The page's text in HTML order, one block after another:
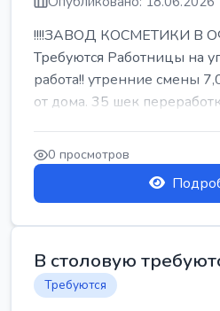
!!!!ЗАВОД КОСМЕТИКИ В
Требуются Работницы на
работа!! утренние смены
от дома. 35 шек
0 просмотров
В столовую
Требуются